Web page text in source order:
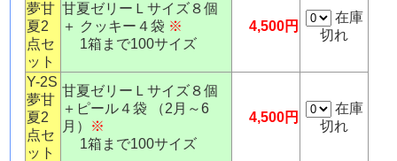
夢甘
夏2
点セ
ット
甘夏ゼリーＬサイズ８個
＋ クッキー４袋 ※
1箱まで100サイズ
4,500円
在庫
切れ
Y-2S
夢甘
夏2
点セ
ット
甘夏ゼリーＬサイズ８個
＋ピール４袋 （2月～6
月）
※
1箱まで100サイズ
4,500円
在庫
切れ